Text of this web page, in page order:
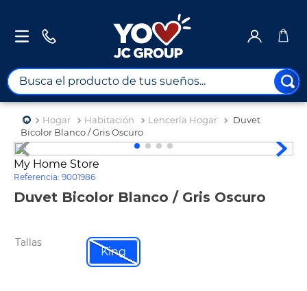
Busca el producto de tus sueños...
Hogar Habitación Lencería Hogar
Duvet
Bicolor Blanco / Gris Oscuro
My Home Store
Referencia: 9001986
Duvet Bicolor Blanco / Gris Oscuro
Tallas
King
TÉRMINOS MÁS BUSCADOS
1.
combos
2.
maximuebles
3
4.
nevera
.
turismo